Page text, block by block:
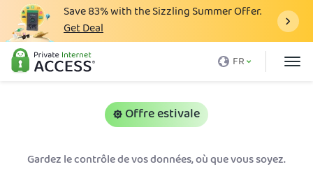
Save83%with the Sizzling Summer Offer.
Get Deal
FR
Qu'est-ce qu'un VPN
Télécharger le VPN
Offre estivale
Gardez le contrôle de vos données, où que vous soyez.